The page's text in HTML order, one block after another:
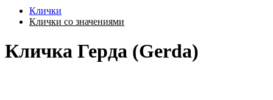
Клички
Клички со значениями
Кличка Герда (Gerda)